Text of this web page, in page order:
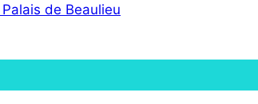
de Beaulieu